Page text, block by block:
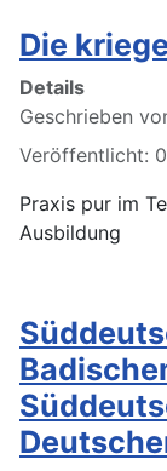
Die
Details
Geschrieben
Veröffentlicht:
Praxis pur im
Ausbildung